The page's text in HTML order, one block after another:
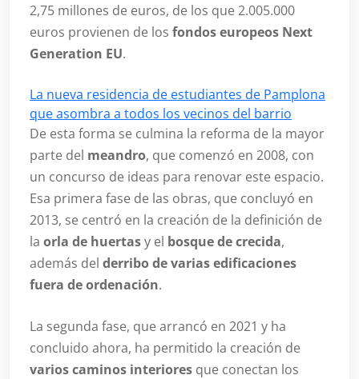
2,75 millones de euros, de los que 2.005.000
euros provienen de los fondos europeos Next
Generation EU.
La nueva residencia de estudiantes de Pamplona
que asombra a todos los vecinos del barrio
De esta forma se culmina la reforma de la mayor
parte del meandro, que comenzó en 2008, con
un concurso de ideas para renovar este espacio.
Esa primera fase de las obras, que concluyó en
2013, se centró en la creación de la definición de
la orla de huertasy el bosque de crecida,
además del derribo de varias edificaciones
fuera de ordenación.
La segunda fase, que arrancó en 2021 y ha
concluido ahora, ha permitido la creación de
varios caminos interiores que conectan los